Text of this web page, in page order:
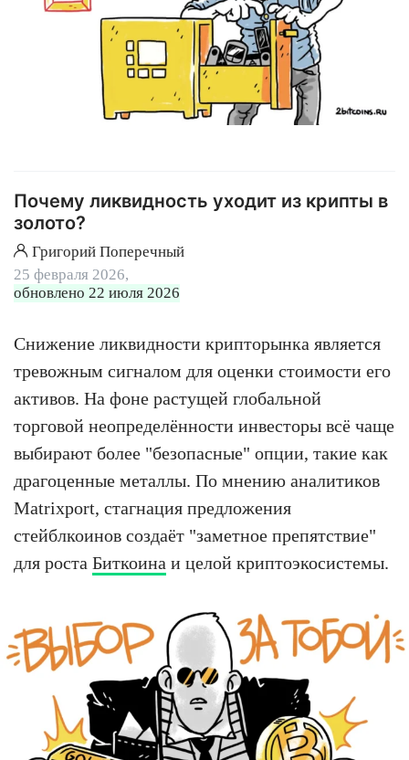
Почему ликвидность уходит из крипты в
золото?
Григорий Поперечный
25 февраля 2026,
обновлено 22 июля 2026
Снижение ликвидности крипторынка является
тревожным сигналом для оценки стоимости его
активов. На фоне растущей глобальной
торговой неопределённости инвесторы всё чаще
выбирают более "безопасные" опции, такие как
драгоценные металлы. По мнению аналитиков
Matrixport, стагнация предложения
стейблкоинов создаёт "заметное препятствие"
для роста Биткоина и целой криптоэкосистемы.